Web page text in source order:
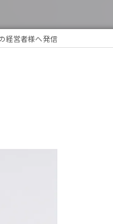
経営者様へ発信